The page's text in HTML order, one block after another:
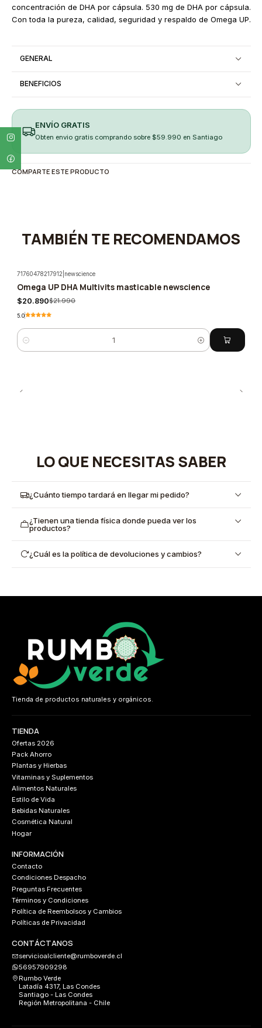
concentración de DHA por cápsula. 530 mg de DHA por cápsula.
Con toda la pureza, calidad, seguridad y respaldo de Omega UP.
GENERAL
BENEFICIOS
ENVÍO GRATIS
Obten envio gratis comprando sobre $59.990 en Santiago
COMPARTE ESTE PRODUCTO
TAMBIÉN TE RECOMENDAMOS
-5%
71760478217912 newscience
Omega UP DHA Multivits masticable newscience
$20.890$21.990
5.0
Cantidad
LO QUE NECESITAS SABER
¿Cuánto tiempo tardará en llegar mi pedido?
¿Tienen una tienda física donde pueda ver los
productos?
¿Cuál es la política de devoluciones y cambios?
Tienda de productos naturales y orgánicos.
TIENDA
Ofertas 2026
Pack Ahorro
Plantas y Hierbas
Vitaminas y Suplementos
Alimentos Naturales
Estilo de Vida
Bebidas Naturales
Cosmética Natural
Hogar
INFORMACIÓN
Contacto
Condiciones Despacho
Preguntas Frecuentes
Términos y Condiciones
Política de Reembolsos y Cambios
Políticas de Privacidad
CONTÁCTANOS
servicioalcliente@rumboverde.cl
56957909298
Rumbo Verde
Latadía 4317, Las Condes
Santiago - Las Condes
Región Metropolitana - Chile